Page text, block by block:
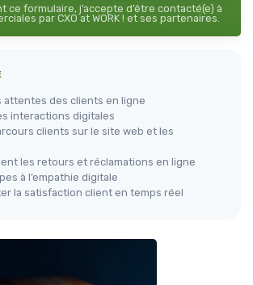
ce formulaire, j’accepte d’être contacté(e) à
par CXO at WORK ! et ses partenaires.
attentes des clients en ligne
interactions digitales
clients sur le site web et les
les retours et réclamations en ligne
à l’empathie digitale
la satisfaction client en temps réel